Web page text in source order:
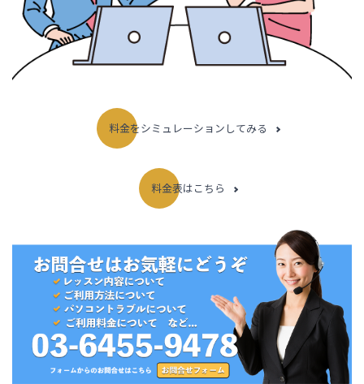
料金をシミュレーションしてみる
料金表はこちら